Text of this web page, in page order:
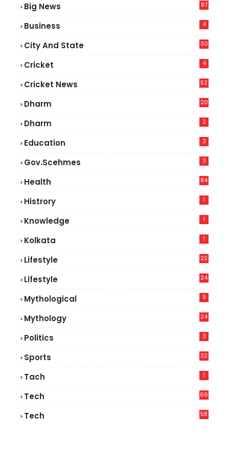
Big News
87
Business 4
City And State 30
Cricket 4
Cricket News
52
Dharm 20
Dharm 2
Education 3
Gov.scehmes 3
Health
84
Histrory 1
Knowledge 1
Kolkata 1
Lifestyle
22
Lifestyle
24
Mythological 9
Mythology 24
Politics 3
Sports 32
Tach 1
Tech
66
Tech
58